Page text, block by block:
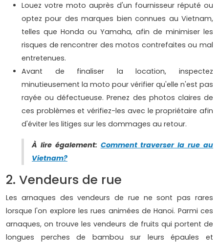
Louez votre moto auprès d'un fournisseur réputé ou
optez pour des marques bien connues au Vietnam,
telles que Honda ou Yamaha, afin de minimiser les
risques de rencontrer des motos contrefaites ou mal
entretenues.
Avant de finaliser la location, inspectez
minutieusement la moto pour vérifier qu'elle n'est pas
rayée ou défectueuse. Prenez des photos claires de
ces problèmes et vérifiez-les avec le propriétaire afin
d'éviter les litiges sur les dommages au retour.
À lire également: Comment traverser la rue au
Vietnam?
2. Vendeurs de rue
Les arnaques des vendeurs de rue ne sont pas rares
lorsque l'on explore les rues animées de Hanoï. Parmi ces
arnaques, on trouve les vendeurs de fruits qui portent de
longues perches de bambou sur leurs épaules et